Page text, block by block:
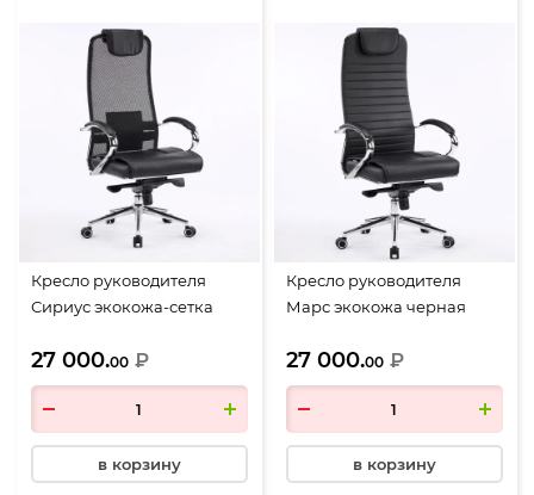
Кресло руководителя
Сириус экокожа-сетка
27 000.00 ₽
в корзину
Кресло руководителя
Марс экокожа черная
27 000.00 ₽
в корзину